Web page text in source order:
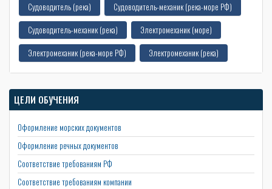
Судоводитель (река)
Судоводитель-механик (река-море РФ)
Судоводитель-механик (река)
Электромеханик (море)
Электромеханик (река-море РФ)
Электромеханик (река)
ЦЕЛИ ОБУЧЕНИЯ
Оформление морских документов
Оформление речных документов
Соответствие требованиям РФ
Соответствие требованиям компании